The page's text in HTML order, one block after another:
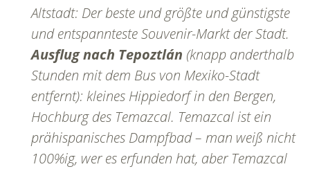
Altstadt: Der beste und größte und günstigste
und entspannteste Souvenir-Markt der Stadt.
Ausflug nach Tepoztlán (knapp anderthalb
Stunden mit dem Bus von Mexiko-Stadt
entfernt): kleines Hippiedorf in den Bergen,
Hochburg des Temazcal. Temazcal ist ein
prähispanisches Dampfbad – man weiß nicht
100%ig, wer es erfunden hat, aber Temazcal